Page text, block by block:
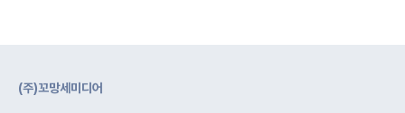
(주)꼬망세미디어